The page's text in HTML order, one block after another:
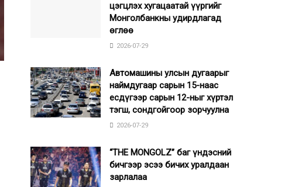
цэгцлэх хугацаатай үүргийг
Монголбанкны удирдлагад
өглөө
2026-07-29
Автомашины улсын дугаарыг
наймдугаар сарын 15-наас
есдүгээр сарын 12-ныг хүртэл
тэгш, сондгойгоор зорчуулна
2026-07-29
“THE MONGOLZ” баг үндэсний
бичгээр эсээ бичих уралдаан
зарлалаа